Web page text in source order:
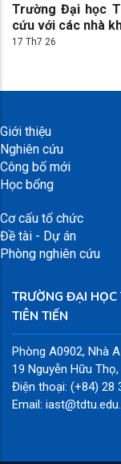
Trường Đại học
cứu với các nhà
17 Th7 26
Giới thiệu
Nghiên cứu
Công bố mới
Học bổng
Cơ cấu tổ chức
Đề tài - Dự án
Phòng nghiên cứu
TRƯỜNG ĐẠI HỌC
TIÊN TIẾN
Phòng A0902, Nhà A
19 Nguyễn Hữu
Điện thoại: (+84) 28
Email: